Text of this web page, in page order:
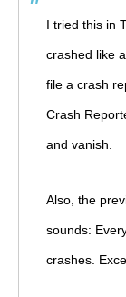
I tried this in
crashed like
file a crash
Crash
and vanish.
Also, the
sounds:
crashes.